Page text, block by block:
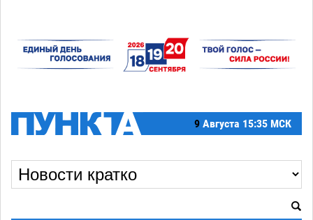
9 Августа 15:35 МСК